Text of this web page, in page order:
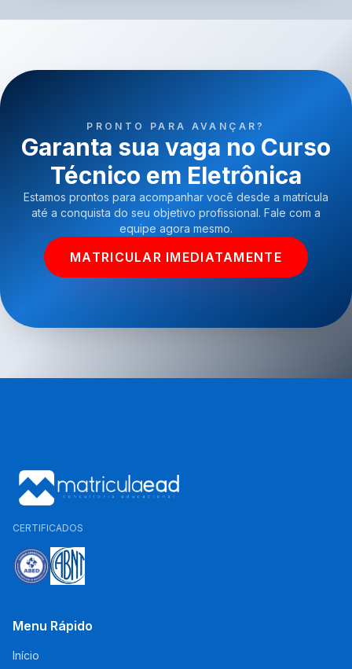
PRONTO PARA AVANÇAR?
Garanta sua vaga no Curso
Técnico em Eletrônica
Estamos prontos para acompanhar você desde a matrícula
até a conquista do seu objetivo profissional. Fale com a
equipe agora mesmo.
MATRICULAR IMEDIATAMENTE
CERTIFICADOS
Menu Rápido
Início